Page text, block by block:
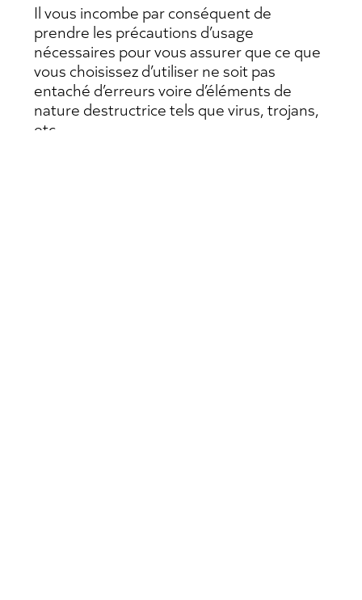
PTES EN
Il vous incombe par conséquent de
prendre les précautions d’usage
nécessaires pour vous assurer que ce que
vous choisissez d’utiliser ne soit pas
entaché d’erreurs voire d’éléments de
nature destructrice tels que virus, trojans,
etc….